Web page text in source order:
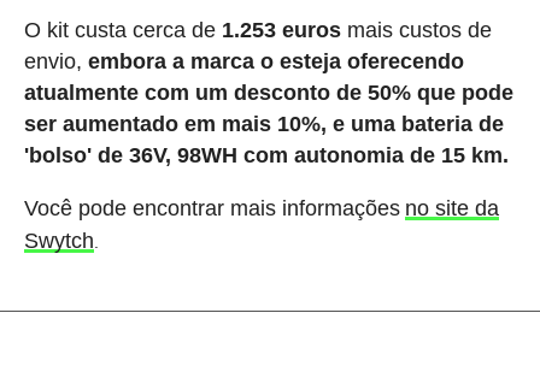
O kit custa cerca de 1.253 eurosmais custos de
envio, embora a marca o esteja oferecendo
atualmente com um desconto de 50% que pode
ser aumentado em mais 10%, e uma bateria de
'bolso' de 36V, 98WH com autonomia de 15 km.
Você pode encontrar mais informações no site da
Swytch